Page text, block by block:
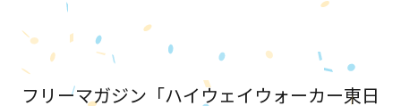
フリーマガジン「ハイウェイウォーカー東日